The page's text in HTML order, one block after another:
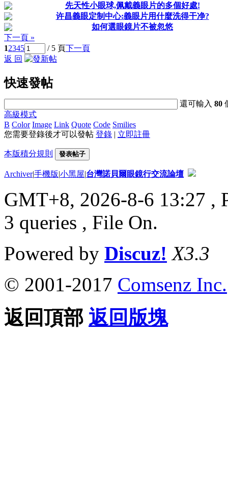
先天性小眼球,佩戴義眼片的多個好處!
许昌義眼定制中心:義眼片用什麼洗得干净?
如何選眼鏡片不被忽悠
下一頁 »
12345 / 5 頁下一頁
返 回
快速發帖
還可輸入80
高級模式
B Color Image Link Quote Code Smilies
您需要登錄後才可以發帖 登錄 | 立即註冊
本版積分規則 發表帖子
Archiver|手機版|小黑屋|台灣諾貝爾眼鏡行交流論壇
GMT+8, 2026-8-6 13:27 ,
3 queries , File On.
Powered by Discuz! X3.3
© 2001-2017 Comsenz Inc.
返回頂部 返回版塊